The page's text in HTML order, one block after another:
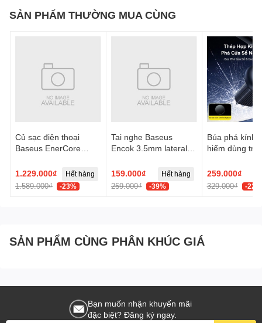
SẢN PHẨM THƯỜNG MUA CÙNG
Củ sạc điện thoại
Baseus EnerCore
with Dual Retractable
Cables 3C 67W US -
Đen, Model:
1.229.000₫
1.589.000₫ -23%
Hết hàng
Tai nghe Baseus
Encok 3.5mm lateral
Trắng, Model:
NGCR020002
159.000₫
259.000₫ -39%
Hết hàng
Búa phá kính
hiểm dùng
Double
Safety
259.000₫
329.000₫ -22%
SẢN PHẨM CÙNG PHÂN KHÚC GIÁ
Bạn muốn nhận khuyến mãi
đặc biệt? Đăng ký ngay.